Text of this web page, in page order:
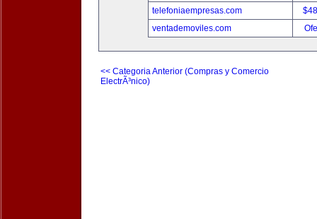
telefoniaempresas.com
ventademoviles.com
<< Categoria Anterior (Compras y Comercio
ElectrÃ³nico)